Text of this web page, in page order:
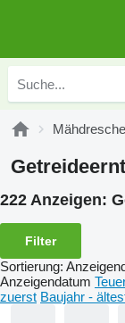
222 Anzeigen:
Filter
Sortierung:
Anzeigendatum
zuerst Baujahr -